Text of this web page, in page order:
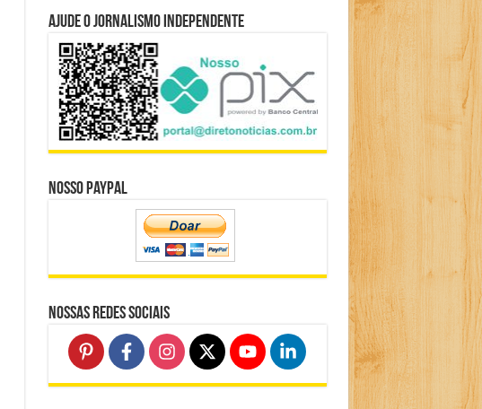
Ajude o Jornalismo Independente
Nosso Paypal
Nossas Redes Sociais